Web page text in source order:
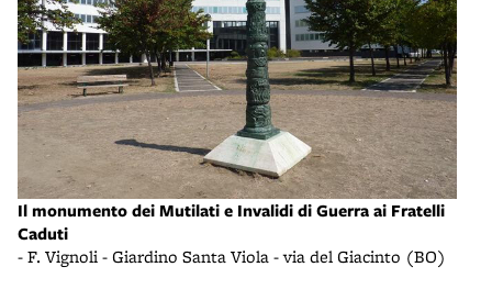
Il monumento dei Mutilati e Invalidi di Guerra ai Fratelli
Caduti
- F. Vignoli - Giardino Santa Viola - via del Giacinto (BO)